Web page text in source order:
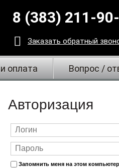
8 (383) 211-
Заказать обратный
оплата Вопрос /
Авторизация
Запомнить меня на этом